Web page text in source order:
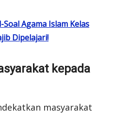
Soal Agama Islam Kelas
Dipelajari!
kepada
masyarakat